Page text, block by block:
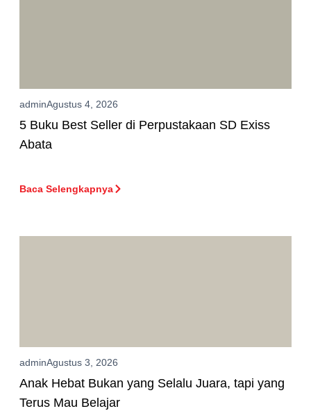
adminAgustus 4, 2026
5 Buku Best Seller di Perpustakaan SD Exiss
Abata
Baca Selengkapnya
adminAgustus 3, 2026
Anak Hebat Bukan yang Selalu Juara, tapi yang
Terus Mau Belajar